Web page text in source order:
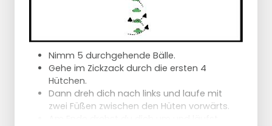
Nimm 5 durchgehende Bälle.
Gehe im Zickzack durch die ersten 4
Hütchen.
Dann dreh dich nach links und laufe mit
zwei Füßen zwischen den Hüten vorwärts.